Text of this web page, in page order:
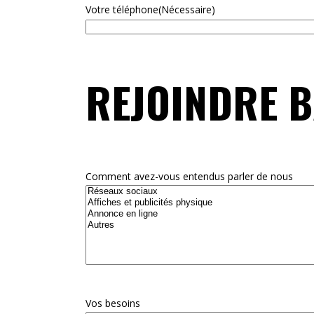
Votre téléphone(Nécessaire)
REJOINDRE
Comment avez-vous entendus parler de nous
Vos besoins